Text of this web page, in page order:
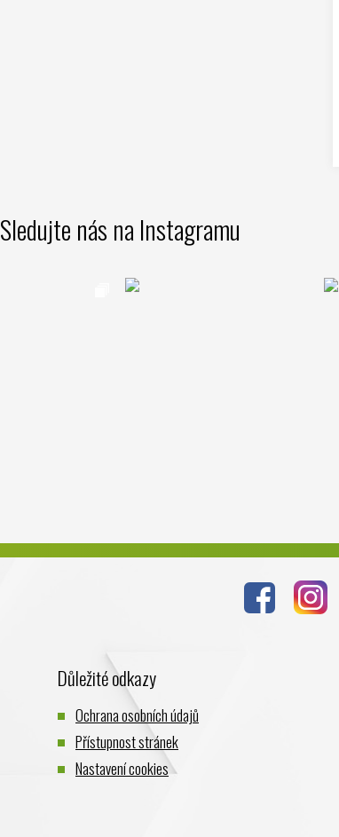
Sledujte nás na Instagramu
Důležité odkazy
Ochrana osobních údajů
Přístupnost stránek
Nastavení cookies